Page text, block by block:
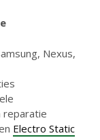
Nexus,
reparatie
Electro Static